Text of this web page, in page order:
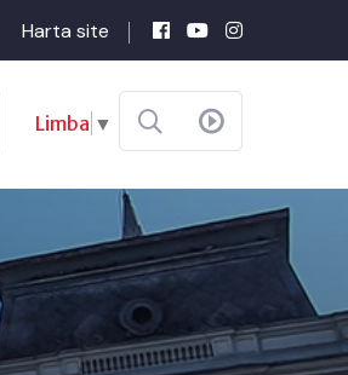
Harta site
Limba ▼